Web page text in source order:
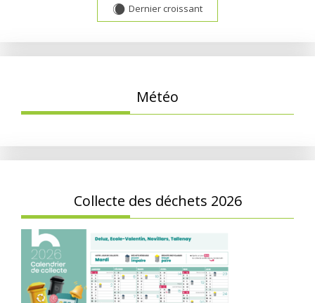
X Dernier croissant
Météo
Collecte des déchets 2026